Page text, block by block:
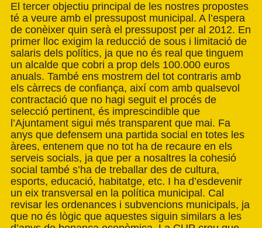
El tercer objectiu principal de les nostres propostes
té a veure amb el pressupost municipal. A l’espera
de conèixer quin serà el pressupost per al 2012. En
primer lloc exigim la reducció de sous i limitació de
salaris dels polítics, ja que no és real que tinguem
un alcalde que cobri a prop dels 100.000 euros
anuals. També ens mostrem del tot contraris amb
els càrrecs de confiança, així com amb qualsevol
contractació que no hagi seguit el procés de
selecció pertinent, és imprescindible que
l’Ajuntament sigui més transparent que mai. Fa
anys que defensem una partida social en totes les
àrees, entenem que no tot ha de recaure en els
serveis socials, ja que per a nosaltres la cohesió
social també s’ha de treballar des de cultura,
esports, educació, habitatge, etc. I ha d’esdevenir
un eix transversal en la política municipal. Cal
revisar les ordenances i subvencions municipals, ja
que no és lògic que aquestes siguin similars a les